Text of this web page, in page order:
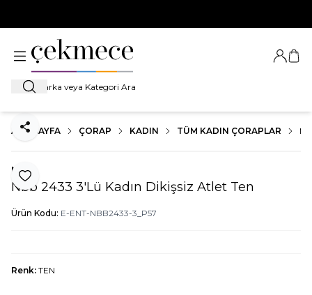
Ara
Giriş
ANA SAYFA ÇORAP KADIN TÜM KADIN ÇORAPLAR
Favoriye Ekle
Paylaş
Nbb
Nbb 2433 3'Lü Kadın Dikişsiz Atlet Ten
Ürün Kodu: E-ENT-NBB2433-3_P57
Renk: TEN